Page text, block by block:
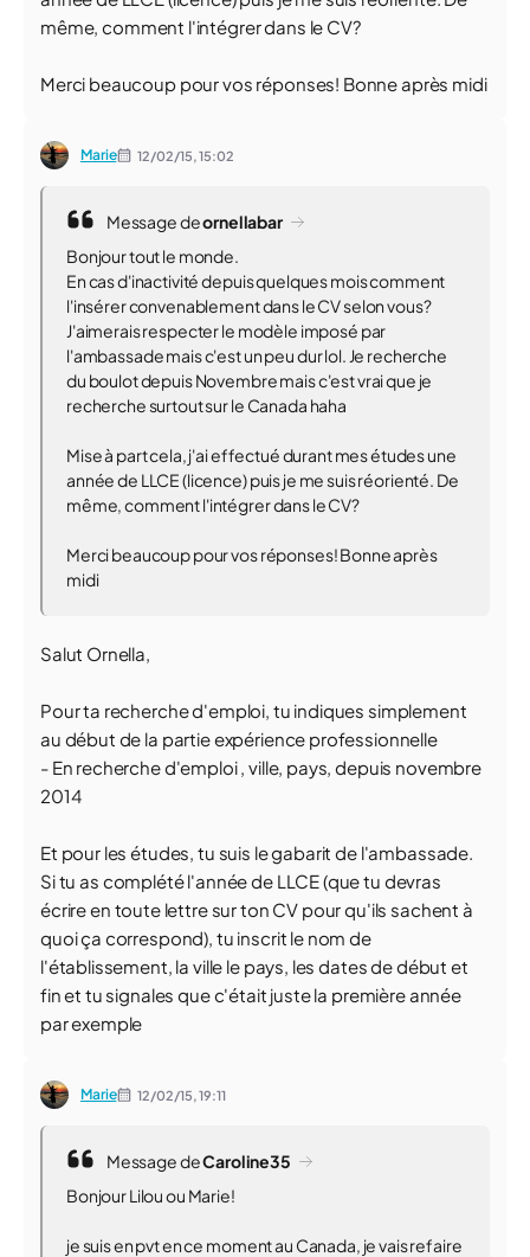
même, comment l'intégrer dans le CV?
Merci beaucoup pour vos réponses! Bonne après midi
Marie 12/02/15,15:02
Message deornellabar
Bonjour tout le monde.
En cas d'inactivité depuis quelques mois comment
l'insérer convenablement dans le CV selon vous?
J'aimerais respecter le modèle imposé par
l'ambassade mais c'est un peu dur lol. Je recherche
du boulot depuis Novembre mais c'est vrai que je
recherche surtout sur le Canada haha
Mise à part cela, j'ai effectué durant mes études une
année de LLCE (licence) puis je me suis réorienté. De
même, comment l'intégrer dans le CV?
Merci beaucoup pour vos réponses! Bonne après
midi
Salut Ornella,
Pour ta recherche d'emploi, tu indiques simplement
au début de la partie expérience professionnelle
- En recherche d'emploi , ville, pays, depuis novembre
2014
Et pour les études, tu suis le gabarit de l'ambassade.
Si tu as complété l'année de LLCE (que tu devras
écrire en toute lettre sur ton CV pour qu'ils sachent à
quoi ça correspond), tu inscrit le nom de
l'établissement, la ville le pays, les dates de début et
fin et tu signales que c'était juste la première année
par exemple
Marie 12/02/15,19:11
Message deCaroline35
Bonjour Lilou ou Marie!
je suis en pvt en ce moment au Canada, je vais refaire